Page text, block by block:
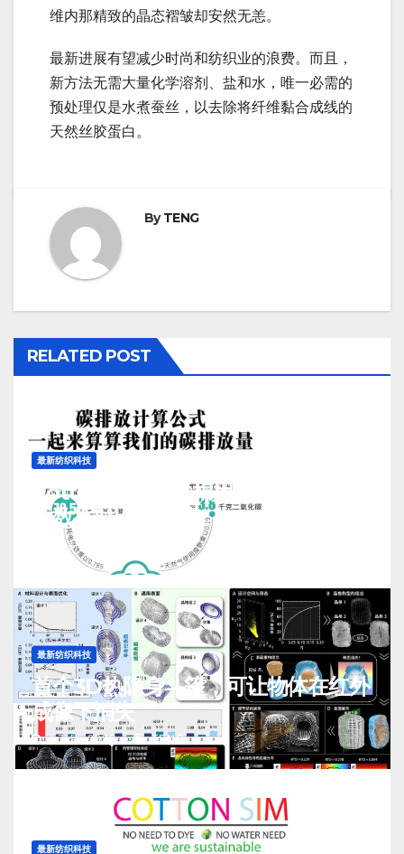
维内那精致的晶态褶皱却安然无恙。
最新进展有望减少时尚和纺织业的浪费。而且，
新方法无需大量化学溶剂、盐和水，唯一必需的
预处理仅是水煮蚕丝，以去除将纤维黏合成线的
天然丝胶蛋白。
ByTENG
RELATED POST
最新纺织科技
Cotton-Sim仿生棉用水排污及碳排
放数据对比与测算
J 7 月, 2026
最新纺织科技
首个3D热隐身斗篷，可让物体在红外
成像下消失
J 7 月, 2026 TENG
最新纺织科技